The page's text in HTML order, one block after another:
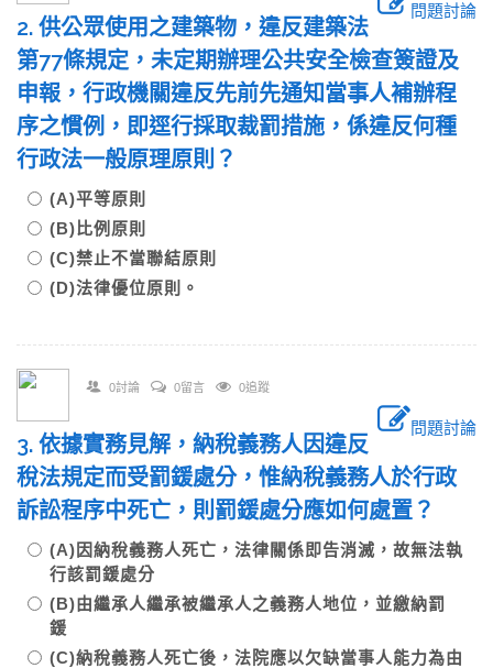
問題討論
2. 供公眾使用之建築物，違反建築法
第77條規定，未定期辦理公共安全檢查簽證及
申報，行政機關違反先前先通知當事人補辦程
序之慣例，即逕行採取裁罰措施，係違反何種
行政法一般原理原則？
(A)平等原則
(B)比例原則
(C)禁止不當聯結原則
(D)法律優位原則。
0討論 0留言 0追蹤
問題討論
3. 依據實務見解，納稅義務人因違反
稅法規定而受罰鍰處分，惟納稅義務人於行政
訴訟程序中死亡，則罰鍰處分應如何處置？
(A)因納稅義務人死亡，法律關係即告消滅，故無法執
行該罰鍰處分
(B)由繼承人繼承被繼承人之義務人地位，並繳納罰
鍰
(C)納稅義務人死亡後，法院應以欠缺當事人能力為由